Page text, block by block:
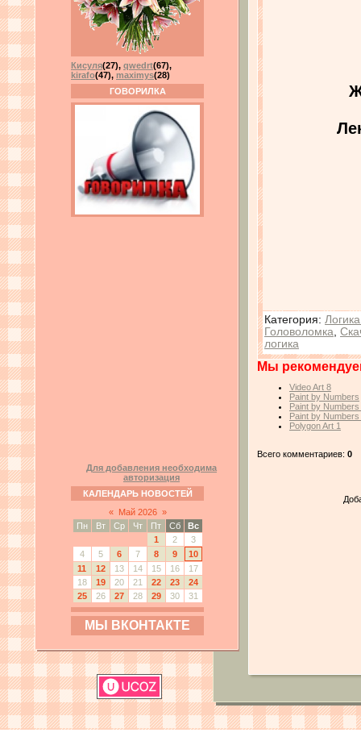
Кисуля(27), qwedrt(67),
kirafo(47), maximys(28)
ГОВОРИЛКА
Для добавления необходима
авторизация
КАЛЕНДАРЬ НОВОСТЕЙ
«
Май 2026 »
Пн
Вт Ср Чт Пт Сб
Вс
1
2
3
4
5 6 7 8 9
10
11
12 13 14 15 16
17
18
19 20 21 22 23
24
25
26 27 28 29 30 31
МЫ ВКОНТАКТЕ
Категория:
Головоломка
логика
Мы
Video Art 8
Paint by Numbers
Paint by Numbers
Paint by Numbers
Polygon Art 1
Всего комментариев: 0